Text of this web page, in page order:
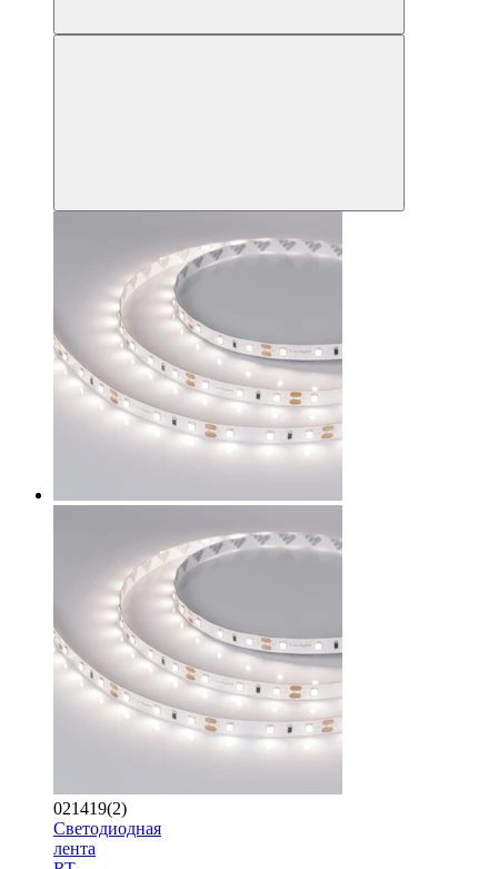
021419(2)
Светодиодная
лента